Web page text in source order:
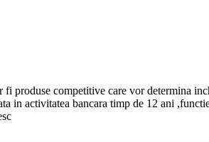
produse competitive care vor determina
activitatea bancara timp de 12 ani